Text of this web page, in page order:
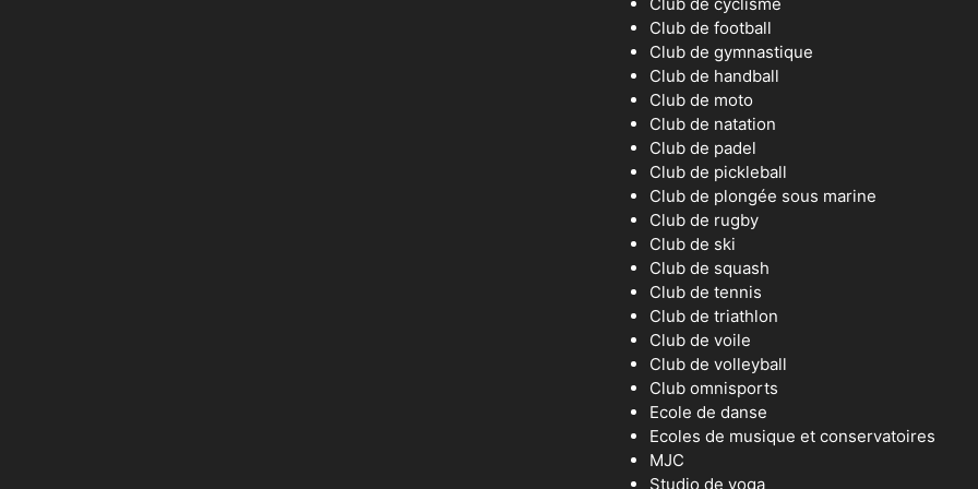
Club de football
Club de gymnastique
Club de handball
Club de moto
Club de natation
Club de padel
Club de pickleball
Club de plongée sous marine
Club de rugby
Club de ski
Club de squash
Club de tennis
Club de triathlon
Club de voile
Club de volleyball
Club omnisports
Ecole de danse
Ecoles de musique et conservatoires
MJC
Studio de yoga